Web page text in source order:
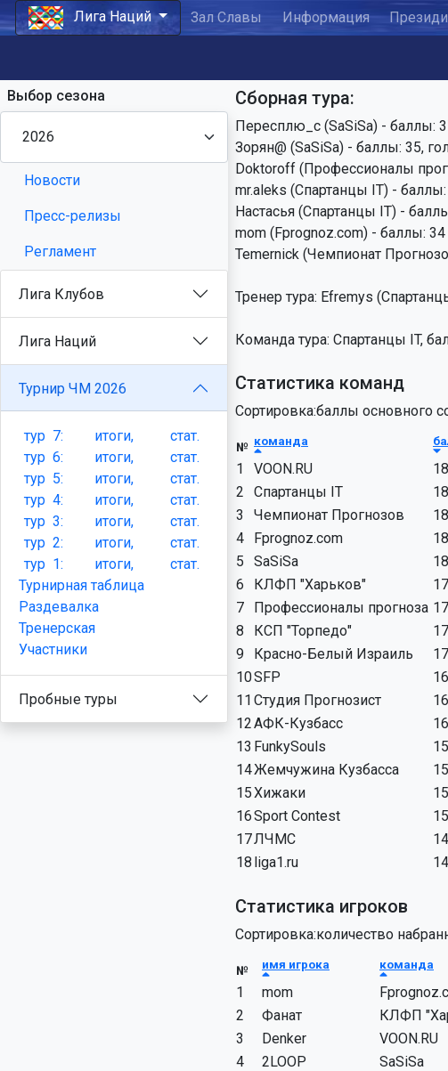
Лига Наций Зал Славы Информация
Выбор сезона
Новости
Пресс-релизы
Регламент
Лига Клубов
Лига Наций
Турнир ЧМ 2026
тур7: итоги,
стат.
тур6: итоги,
стат.
тур5: итоги,
стат.
тур4: итоги,
стат.
тур3: итоги,
стат.
тур2: итоги,
стат.
тур1: итоги,
стат.
Турнирная таблица
Раздевалка
Тренерская
Участники
Пробные туры
Сборная тура:
Пересплю_с (SaSiSa) - баллы:
Зорян@ (SaSiSa) - баллы: 35,
Doktoroff (Профессионалы
mr.aleks (Спартанцы IT) -
Настасья (Спартанцы IT) -
mom (Fprognoz.com) - баллы: 34
Temernick (Чемпионат
Тренер тура: Efremys
Команда тура: Спартанцы IT,
Статистика команд
Сортировка:баллы основного
№ команда
1 VOON.RU
2
Спартанцы IT
3
Чемпионат Прогнозов
4
Fprognoz.com
5
SaSiSa
6
КЛФП "Харьков"
7
Профессионалы прогноза
8
КСП "Торпедо"
9
Красно-Белый Израиль
10SFP
11 Студия Прогнозист
12АФК-Кузбасс
13 FunkySouls
14Жемчужина Кузбасса
15Хижаки
16Sport Contest
17ЛЧМС
18 liga1.ru
Статистика игроков
Сортировка:количество
№ имя игрока команда
1 mom
2
Фанат КЛФП
3
Denker VOON.RU
4
2LOOP SaSiSa